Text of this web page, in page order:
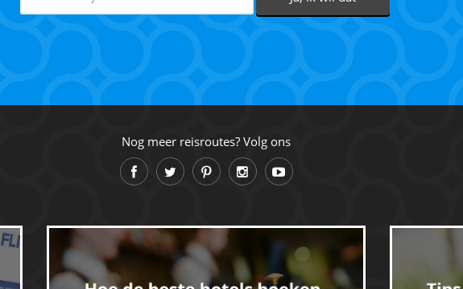
Nog meer reisroutes? Volg ons